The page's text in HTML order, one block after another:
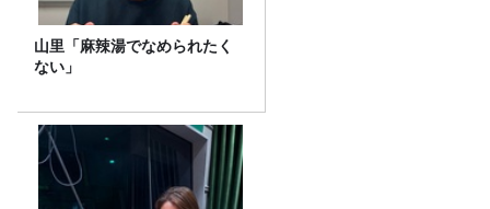
山里「麻辣湯でなめられたく
ない」